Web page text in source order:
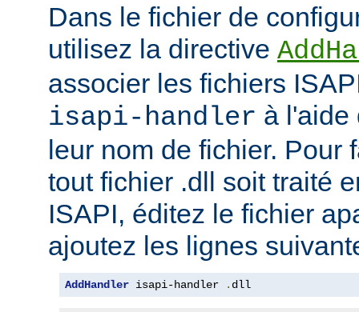
Dans le fichier de
utilisez la directive
associer les fichiers
isapi-handler à l'aide
leur nom de fichier. Pour
tout fichier .dll soit traité
ISAPI, éditez le fichier
ajoutez les lignes
AddHandler isapi-handler . dll